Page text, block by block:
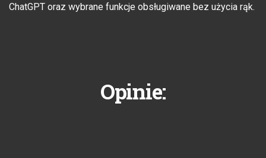
ChatGPT oraz wybrane funkcje obsługiwane bez użycia rąk.
Opinie: